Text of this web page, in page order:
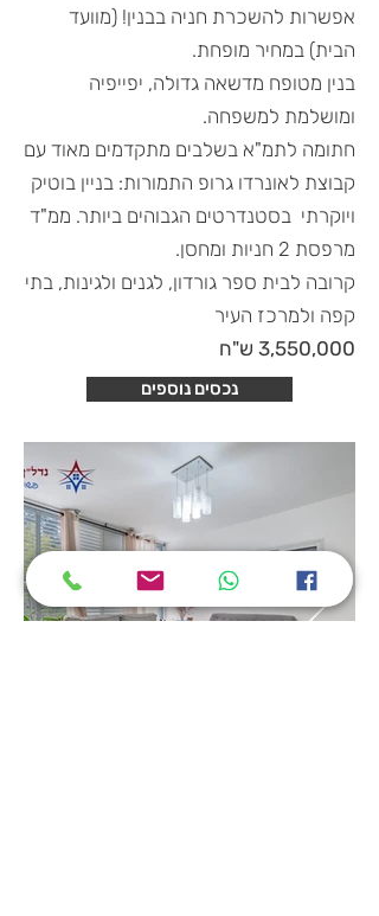
אפשרות להשכרת חניה בבנין! (מוועד
הבית) במחיר מופחת.
בנין מטופח מדשאה גדולה, יפייפיה
ומושלמת למשפחה.
חתומה לתמ"א בשלבים מתקדמים מאוד עם
קבוצת לאונרדו גרופ התמורות: בניין בוטיק
ויוקרתי בסטנדרטים הגבוהים ביותר. ממ"ד
מרפסת 2 חניות ומחסן.
קרובה לבית ספר גורדון, לגנים ולגינות, בתי
קפה ולמרכז העיר
3,550,000 ש"ח
נכסים נוספים